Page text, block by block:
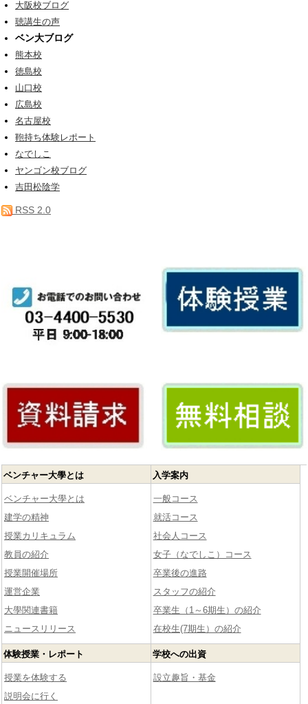
大阪校ブログ
聴講生の声
ベン大ブログ
熊本校
徳島校
山口校
広島校
名古屋校
鞄持ち体験レポート
なでしこ
ヤンゴン校ブログ
吉田松陰学
RSS 2.0
ベンチャー大學とは
ベンチャー大學とは
建学の精神
授業カリキュラム
教員の紹介
授業開催場所
運営企業
大學関連書籍
ニュースリリース
入学案内
一般コース
就活コース
社会人コース
女子（なでしこ）コース
卒業後の進路
スタッフの紹介
卒業生（1～6期生）の紹介
在校生(7期生）の紹介
体験授業・レポート
授業を体験する
説明会に行く
学校への出資
設立趣旨・基金